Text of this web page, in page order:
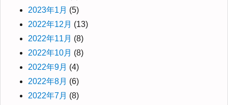
2023年1月 (5)
2022年12月 (13)
2022年11月 (8)
2022年10月 (8)
2022年9月 (4)
2022年8月 (6)
2022年7月 (8)